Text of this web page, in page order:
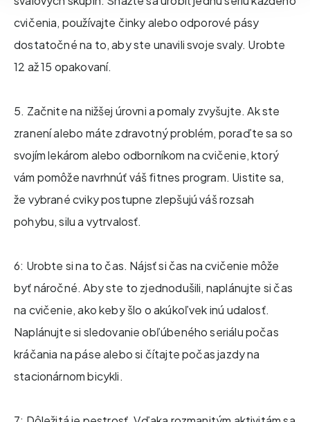
cvičenia, používajte činky alebo odporové pásy
dostatočné na to, aby ste unavili svoje svaly. Urobte
12 až 15 opakovaní.
5. Začnite na nižšej úrovni a pomaly zvyšujte. Ak ste
zranení alebo máte zdravotný problém, poraďte sa so
svojím lekárom alebo odborníkom na cvičenie, ktorý
vám pomôže navrhnúť váš fitnes program. Uistite sa,
že vybrané cviky postupne zlepšujú váš rozsah
pohybu, silu a vytrvalosť.
6: Urobte si na to čas. Nájsť si čas na cvičenie môže
byť náročné. Aby ste to zjednodušili, naplánujte si čas
na cvičenie, ako keby šlo o akúkoľvek inú udalosť.
Naplánujte si sledovanie obľúbeného seriálu počas
kráčania na páse alebo si čítajte počas jazdy na
stacionárnom bicykli.